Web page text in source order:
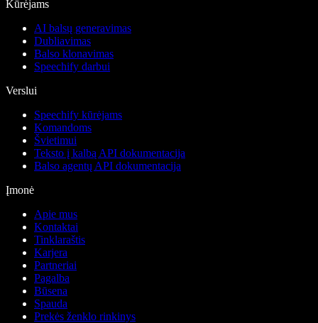
Kūrėjams
AI balsų generavimas
Dubliavimas
Balso klonavimas
Speechify darbui
Verslui
Speechify kūrėjams
Komandoms
Švietimui
Teksto į kalbą API dokumentacija
Balso agentų API dokumentacija
Įmonė
Apie mus
Kontaktai
Tinklaraštis
Karjera
Partneriai
Pagalba
Būsena
Spauda
Prekės ženklo rinkinys